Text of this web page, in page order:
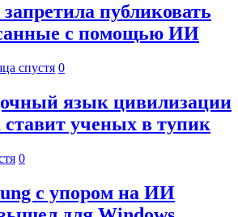
публиковать
с помощью ИИ
спустя 0
язык цивилизации
ученых в тупик
0
с упором на ИИ